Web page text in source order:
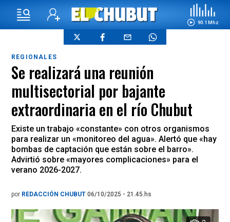
90.1 Mhz
REGIONALES
Se realizará una reunión
multisectorial por bajante
extraordinaria en el río Chubut
Existe un trabajo «constante» con otros organismos
para realizar un «monitoreo del agua». Alertó que «hay
bombas de captación que están sobre el barro».
Advirtió sobre «mayores complicaciones» para el
verano 2026-2027.
por REDACCIÓN CHUBUT 06/10/2025 - 21.45.hs